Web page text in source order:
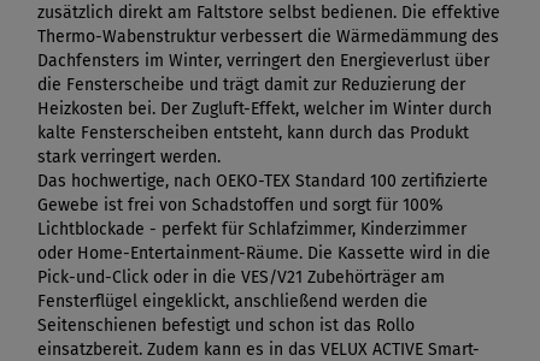
zusätzlich direkt am Faltstore selbst bedienen. Die effektive
Thermo-Wabenstruktur verbessert die Wärmedämmung des
Dachfensters im Winter, verringert den Energieverlust über
die Fensterscheibe und trägt damit zur Reduzierung der
Heizkosten bei. Der Zugluft-Effekt, welcher im Winter durch
kalte Fensterscheiben entsteht, kann durch das Produkt
stark verringert werden.
Das hochwertige, nach OEKO-TEX Standard 100 zertifizierte
Gewebe ist frei von Schadstoffen und sorgt für 100%
Lichtblockade - perfekt für Schlafzimmer, Kinderzimmer
oder Home-Entertainment-Räume. Die Kassette wird in die
Pick-und-Click oder in die VES/V21 Zubehörträger am
Fensterflügel eingeklickt, anschließend werden die
Seitenschienen befestigt und schon ist das Rollo
einsatzbereit. Zudem kann es in das VELUX ACTIVE Smart-